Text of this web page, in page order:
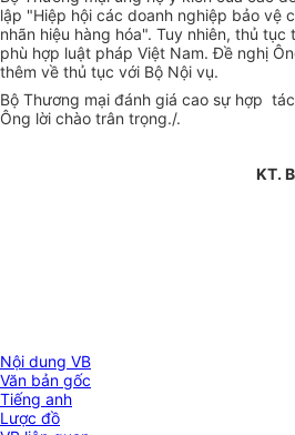
lập "Hiệp hội các doanh nghiệp bảo vệ
nhãn hiệu hàng hóa". Tuy nhiên, thủ
phù hợp luật pháp Việt Nam. Đề nghị
thêm về thủ tục với Bộ Nội vụ.
Bộ Thương mại đánh giá cao sự hợp
Ông lời chào trân trọng./.
KT.
Nội dung VB
Văn bản gốc
Tiếng anh
Lược đồ